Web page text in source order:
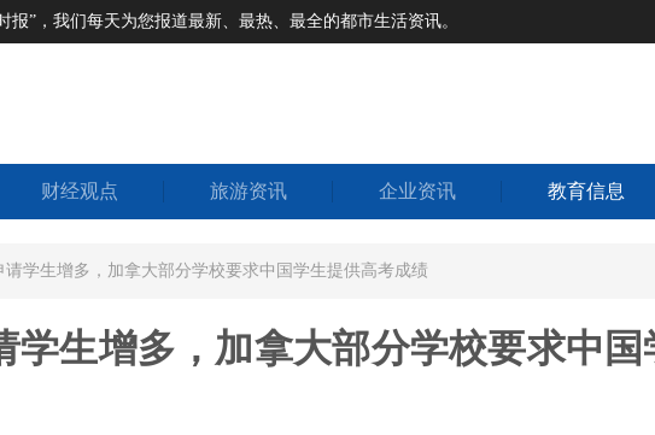
”，我们每天为您报道最新、最热、最全的都市生活资讯。
财经观点 旅游资讯 企业资讯 教育信息
请学生增多，加拿大部分学校要求中国学生提供高考成绩
学生增多，加拿大部分学校要求中国